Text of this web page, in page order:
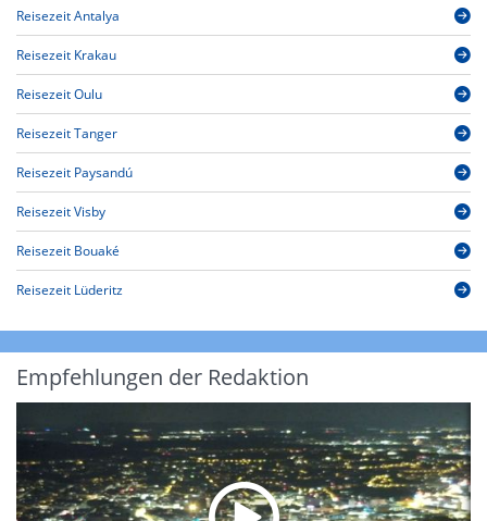
Reisezeit Antalya
Reisezeit Krakau
Reisezeit Oulu
Reisezeit Tanger
Reisezeit Paysandú
Reisezeit Visby
Reisezeit Bouaké
Reisezeit Lüderitz
Empfehlungen der Redaktion